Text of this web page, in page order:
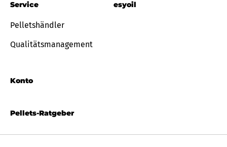
Pellets-Ratgeber
Service
Pelletshändler
Qualitätsmanagement
Konto
esyoil